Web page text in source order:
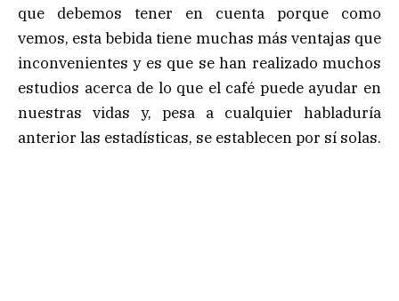
que debemos tener en cuenta porque como
vemos, esta bebida tiene muchas más ventajas que
inconvenientes y es que se han realizado muchos
estudios acerca de lo que el café puede ayudar en
nuestras vidas y, pesa a cualquier habladuría
anterior las estadísticas, se establecen por sí solas.